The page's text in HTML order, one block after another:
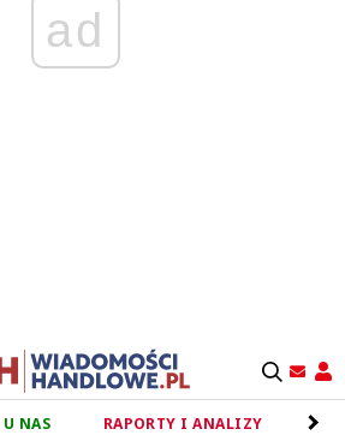
ad
NAS RAPORTY I ANALIZY